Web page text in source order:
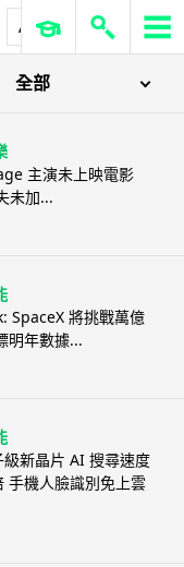
AirPods Pro 3
全部
主演未上映電影
未加...
SpaceX 將挑戰萬億
明年數據...
新晶片 AI 搜尋速度
手機人臉識別免上雲